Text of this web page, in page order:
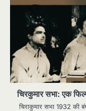
चिरकुमार सभा: एक
चिराकुमार सभा 1932 की